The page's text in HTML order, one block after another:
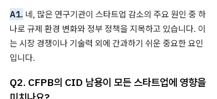
A1. 네, 많은 연구기관이 스타트업 감소의 주요 원인 중 하
나로 규제 환경 변화와 정부 정책을 지목하고 있습니다. 이
는 시장 경쟁이나 기술력 외에 간과하기 쉬운 중요한 요인
입니다.
Q2. CFPB의 CID 남용이 모든 스타트업에 영향을